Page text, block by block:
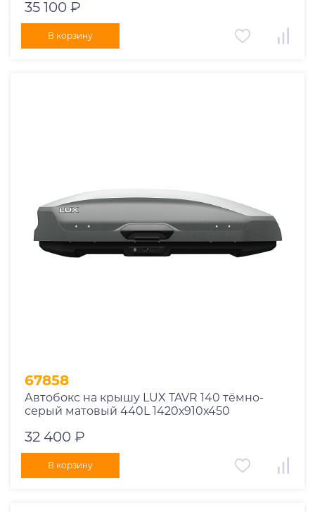
35 100 ₽
В корзину
67858
Автобокс на крышу LUX TAVR 140 тёмно-
серый матовый 440L 1420х910х450
32 400 ₽
В корзину